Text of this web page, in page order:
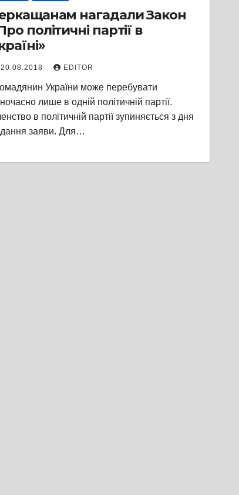
нагадали Закон
політичні партії в
20.08.2018 EDITOR
України може перебувати
лише в одній політичній партії.
в політичній партії зупиняється з дня
заяви. Для…